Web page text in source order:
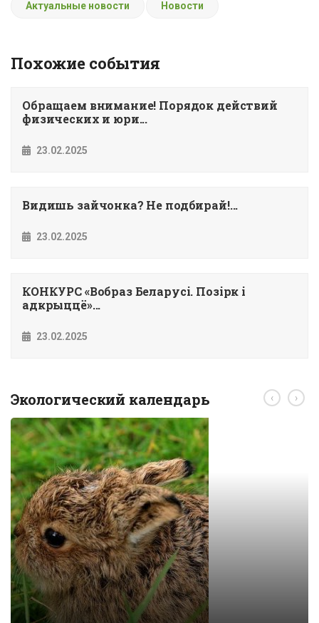
Актуальные новости Новости
Похожие события
Обращаем внимание! Порядок действий
физических и юри...
23.02.2025
Видишь зайчонка? Не подбирай!...
23.02.2025
КОНКУРС «Вобраз Беларусi. Позiрк i
адкрыццё»...
23.02.2025
Экологический календарь ‹ ›